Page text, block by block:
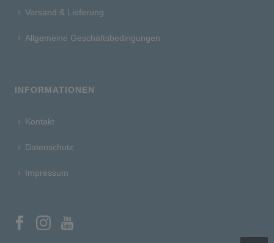
Versand & Lieferung
Allgemeine Geschäftsbedingungen
INFORMATIONEN
Kontakt
Datenschutz
Impressum